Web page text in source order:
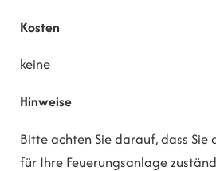
Kosten
keine
Hinweise
Bitte achten Sie darauf, dass Sie
für Ihre Feuerungsanlage